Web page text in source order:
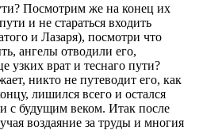
Посмотрим же на конец их
и не стараться входить
и Лазаря), посмотри что
ангелы отводили его,
узких врат и теснаго пути?
никто не путеводит его, как
лишился всего и остался
с будущим веком. Итак после
воздаяние за труды и многия